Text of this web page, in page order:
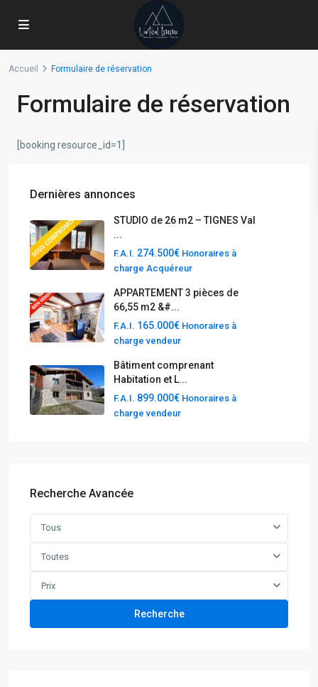
Accueil Formulaire de réservation
Formulaire de réservation
[booking resource_id=1]
Dernières annonces
STUDIO de 26 m2 – TIGNES Val
...
F.A.I. 274.500€ Honoraires à
charge Acquéreur
APPARTEMENT 3 pièces de
66,55 m2 &#...
F.A.I. 165.000€ Honoraires à
charge vendeur
Bâtiment comprenant
Habitation et L...
F.A.I. 899.000€ Honoraires à
charge vendeur
Recherche Avancée
Tous
Toutes
Prix
Recherche